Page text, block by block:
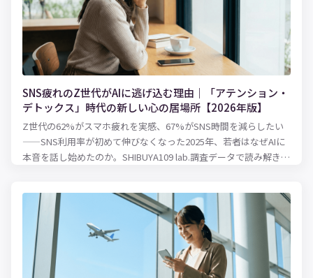
SNS疲れのZ世代がAIに逃げ込む理由｜「アテンション・
デトックス」時代の新しい心の居場所【2026年版】
Z世代の62%がスマホ疲れを実感、67%がSNS時間を減らしたい
——SNS利用率が初めて伸びなくなった2025年、若者はなぜAIに
本音を話し始めたのか。SHIBUYA109 lab.調査データで読み解きま